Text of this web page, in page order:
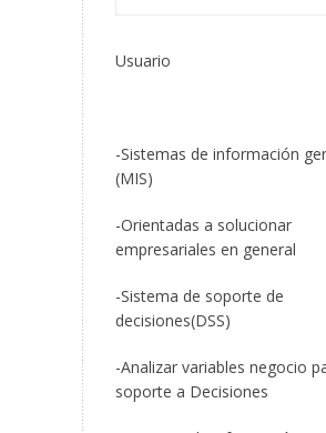
Usuario
-Sistemas de información
(MIS)
-Orientadas a solucionar
empresariales en general
-Sistema de soporte de
decisiones(DSS)
-Analizar variables negocio
soporte a Decisiones